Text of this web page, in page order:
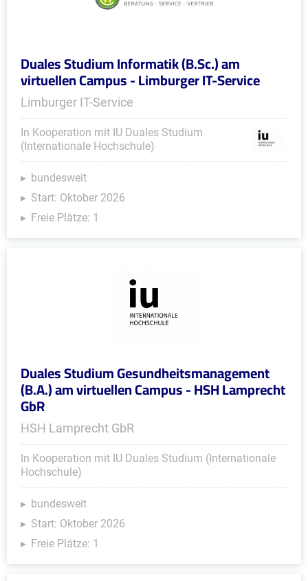
Duales Studium Informatik (B.Sc.) am
virtuellen Campus - Limburger IT-Service
Limburger IT-Service
In Kooperation mit IU Duales Studium
(Internationale Hochschule)
bundesweit
Start: Oktober 2026
Freie Plätze: 1
Duales Studium Gesundheitsmanagement
(B.A.) am virtuellen Campus - HSH Lamprecht
GbR
HSH Lamprecht GbR
In Kooperation mit IU Duales Studium (Internationale
Hochschule)
bundesweit
Start: Oktober 2026
Freie Plätze: 1